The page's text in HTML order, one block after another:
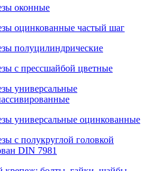
оконные
оцинкованные частый шаг
полуцилиндрические
с прессшайбой цветные
универсальные
универсальные оцинкованные
с полукруглой головкой
DIN 7981